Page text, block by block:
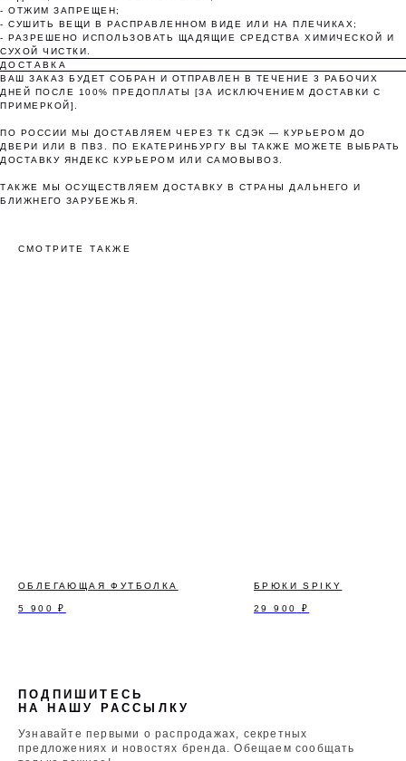
- ОТЖИМ ЗАПРЕЩЕН;
- СУШИТЬ ВЕЩИ В РАСПРАВЛЕННОМ ВИДЕ ИЛИ НА ПЛЕЧИКАХ;
- РАЗРЕШЕНО ИСПОЛЬЗОВАТЬ ЩАДЯЩИЕ СРЕДСТВА ХИМИЧЕСКОЙ И
СУХОЙ ЧИСТКИ.
ДОСТАВКА
ВАШ ЗАКАЗ БУДЕТ СОБРАН И ОТПРАВЛЕН В ТЕЧЕНИЕ 3 РАБОЧИХ
ДНЕЙ ПОСЛЕ 100% ПРЕДОПЛАТЫ [ЗА ИСКЛЮЧЕНИЕМ ДОСТАВКИ С
ПРИМЕРКОЙ].
ПО РОССИИ МЫ ДОСТАВЛЯЕМ ЧЕРЕЗ ТК СДЭК — КУРЬЕРОМ ДО
ДВЕРИ ИЛИ В ПВЗ. ПО ЕКАТЕРИНБУРГУ ВЫ ТАКЖЕ МОЖЕТЕ ВЫБРАТЬ
ДОСТАВКУ ЯНДЕКС КУРЬЕРОМ ИЛИ САМОВЫВОЗ.
ТАКЖЕ МЫ ОСУЩЕСТВЛЯЕМ ДОСТАВКУ В СТРАНЫ ДАЛЬНЕГО И
БЛИЖНЕГО ЗАРУБЕЖЬЯ.
СМОТРИТЕ ТАКЖЕ
ОБЛЕГАЮЩАЯ ФУТБОЛКА
5 900 ₽
БРЮКИ SPIKY
29 900 ₽
ПОДПИШИТЕСЬ
НА НАШУ РАССЫЛКУ
Узнавайте первыми о распродажах, секретных
предложениях и новостях бренда. Обещаем сообщать
Понятно